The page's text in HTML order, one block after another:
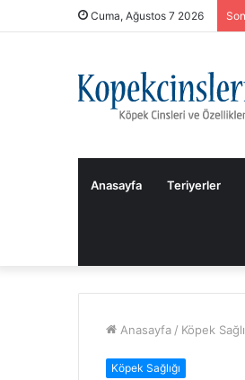
Cuma, Ağustos 7 2026
Anasayfa Teriyerler
Anasayfa / Köpek
Köpek Sağlığı